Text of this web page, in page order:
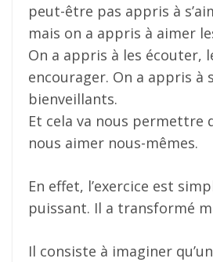
peut-être pas appris à
mais on a appris à aimer
On a appris à les écouter,
encourager. On a appris à
bienveillants.
Et cela va nous permettre
nous aimer nous-mêmes.
En effet, l’exercice est
puissant. Il a transformé
Il consiste à imaginer